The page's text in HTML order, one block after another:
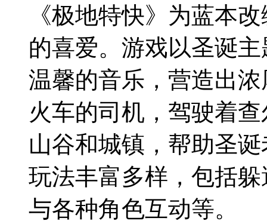
《极地特快》为蓝本
的喜爱。游戏以圣诞
温馨的音乐，营造出
火车的司机，驾驶着
山谷和城镇，帮助圣
玩法丰富多样，包括
与各种角色互动等。